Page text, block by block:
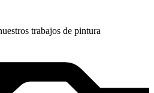
trabajos de pintura